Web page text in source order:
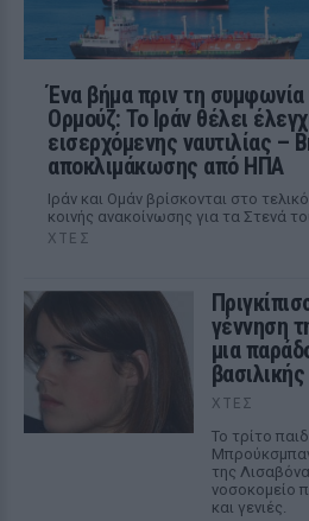
Ένα βήμα πριν τη συμφωνία
Ορμούζ: Το Ιράν θέλει
εισερχόμενης ναυτιλίας –
αποκλιμάκωσης από ΗΠΑ
Ιράν και Ομάν βρίσκονται στο
κοινής ανακοίνωσης για τα Στενά
ΧΤΕΣ
γέννηση
μια
ΧΤΕΣ
Το τρίτο
της
νοσοκομείο
και γενιές.